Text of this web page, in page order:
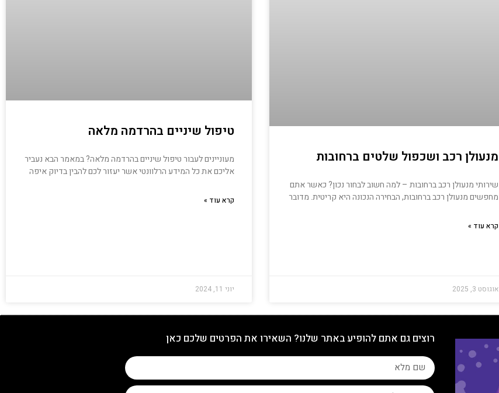
מנעולן רכב ושכפול שלטים ברחובות
שירותי מנעולן רכב ברחובות – למה חשוב לבחור נכון? כאשר אתם
מחפשים מנעולן רכב ברחובות, הבחירה הנכונה היא קריטית. מדובר
קרא עוד »
אוגוסט 3, 2025
טיפול שיניים בהרדמה מלאה
מעוניינים לעבור טיפול שיניים בהרדמה מלאה? במאמר הבא נעביר
אליכם את כל המידע הרלוונטי אשר יעזור לכם להבין בדיוק איפה
קרא עוד »
יוני 11, 2024
רוצים גם אתם להופיע באתר שלנו? השאירו את הפרטים שלכם כאן